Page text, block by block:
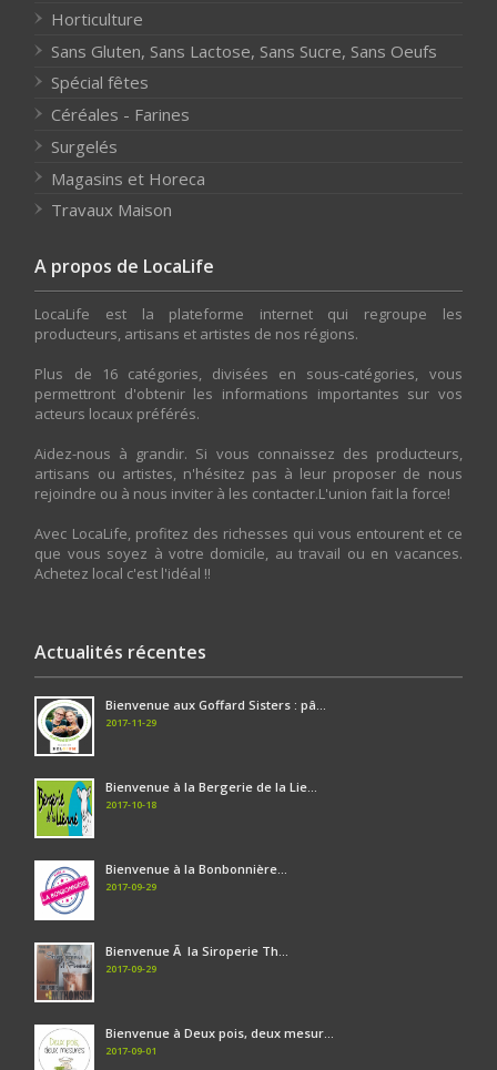
Horticulture
Sans Gluten, Sans Lactose, Sans Sucre, Sans Oeufs
Spécial fêtes
Céréales - Farines
Surgelés
Magasins et Horeca
Travaux Maison
A propos de LocaLife
LocaLife est la plateforme internet qui regroupe les
producteurs, artisans et artistes de nos régions.
Plus de 16 catégories, divisées en sous-catégories, vous
permettront d'obtenir les informations importantes sur vos
acteurs locaux préférés.
Aidez-nous à grandir. Si vous connaissez des producteurs,
artisans ou artistes, n'hésitez pas à leur proposer de nous
rejoindre ou à nous inviter à les contacter.L'union fait la force!
Avec LocaLife, profitez des richesses qui vous entourent et ce
que vous soyez à votre domicile, au travail ou en vacances.
Achetez local c'est l'idéal !!
Actualités récentes
Bienvenue aux Goffard Sisters : pâ...
2017-11-29
Bienvenue à la Bergerie de la Lie...
2017-10-18
Bienvenue à la Bonbonnière...
2017-09-29
Bienvenue Ã la Siroperie Th...
2017-09-29
Bienvenue à Deux pois, deux mesur...
2017-09-01